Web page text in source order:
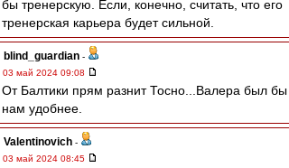
бы тренерскую. Если, конечно, считать, что его
тренерская карьера будет сильной.
blind_guardian -
03 май 2024 09:08
От Балтики прям разнит Тосно...Валера был бы
нам удобнее.
Valentinovich -
03 май 2024 08:45